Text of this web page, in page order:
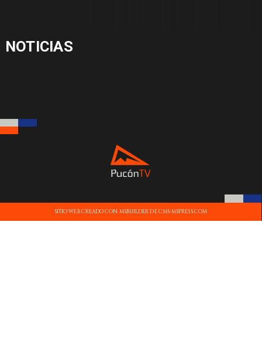
NOTICIAS
SITIO WEB CREADO CON MSBUILDER DE CMS-MSPRESS.COM